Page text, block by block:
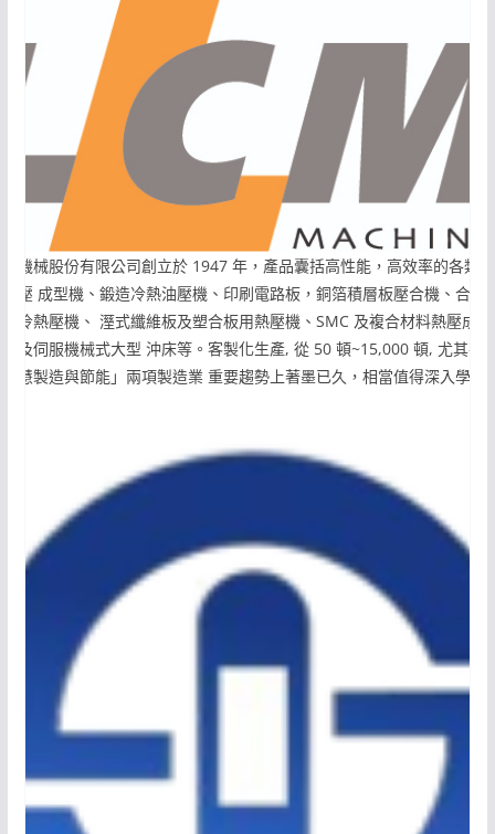
機械股份有限公司創立於 1947 年，產品囊括高性能，高效率的各類鈑
壓 成型機、鍛造冷熱油壓機、印刷電路板，銅箔積層板壓合機、合板
冷熱壓機、 溼式纖維板及塑合板用熱壓機、SMC 及複合材料熱壓成型
及伺服機械式大型 沖床等。客製化生產, 從 50 頓~15,000 頓, 尤其在
慧製造與節能」兩項製造業 重要趨勢上著墨已久，相當值得深入學習